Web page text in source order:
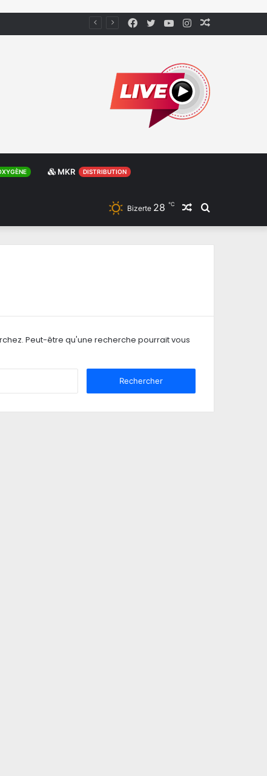
Instagram
YouTube
Twitter
Facebook
MKR DISTRIBUTION
Rechercher
Article
Aléatoire
Bizerte 28 ℃
Peut-être qu'une recherche pourrait vous
h